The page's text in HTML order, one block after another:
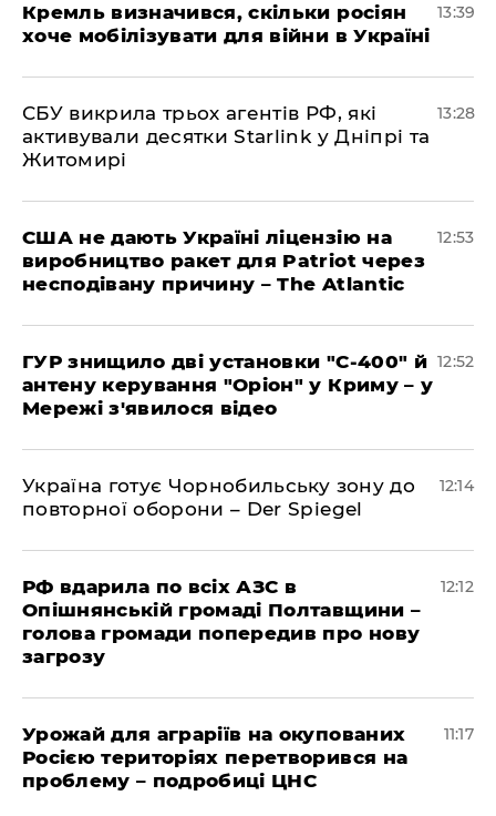
Кремль визначився, скільки росіян
хоче мобілізувати для війни в Україні
13:39
СБУ викрила трьох агентів РФ, які
активували десятки Starlink у Дніпрі та
Житомирі
13:28
США не дають Україні ліцензію на
виробництво ракет для Patriot через
несподівану причину – The Atlantic
12:53
ГУР знищило дві установки "С-400" й
антену керування "Оріон" у Криму – у
Мережі з'явилося відео
12:52
Україна готує Чорнобильську зону до
повторної оборони – Der Spiegel
12:14
РФ вдарила по всіх АЗС в
Опішнянській громаді Полтавщини –
голова громади попередив про нову
загрозу
12:12
Урожай для аграріїв на окупованих
Росією територіях перетворився на
проблему – подробиці ЦНС
11:17